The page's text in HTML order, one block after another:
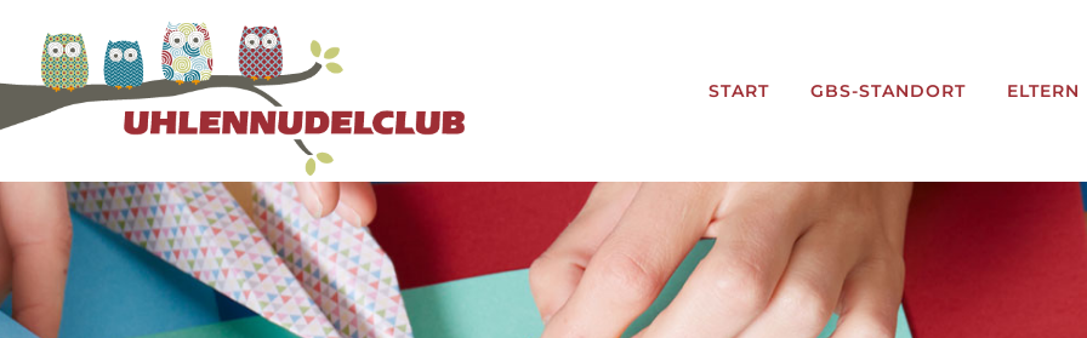
START GBS-STANDORT ELTERN